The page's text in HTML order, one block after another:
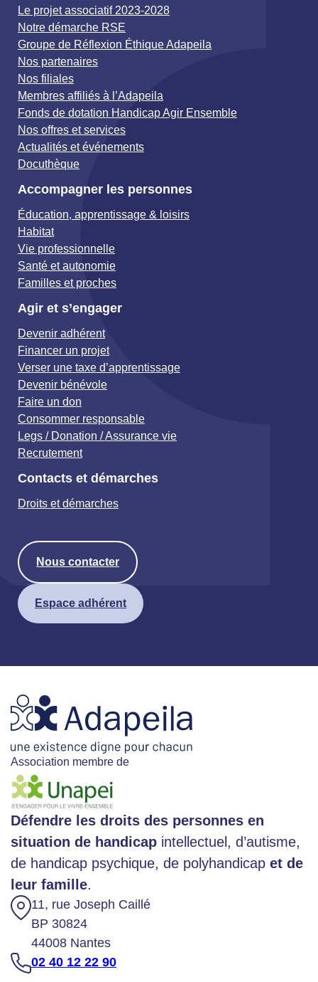
Le projet associatif 2023-2028
Notre démarche RSE
Groupe de Réflexion Éthique Adapeila
Nos partenaires
Nos filiales
Membres affiliés à l’Adapeila
Fonds de dotation Handicap Agir Ensemble
Nos offres et services
Actualités et événements
Docuthèque
Accompagner les personnes
Éducation, apprentissage & loisirs
Habitat
Vie professionnelle
Santé et autonomie
Familles et proches
Agir et s’engager
Devenir adhérent
Financer un projet
Verser une taxe d’apprentissage
Devenir bénévole
Faire un don
Consommer responsable
Legs / Donation / Assurance vie
Recrutement
Contacts et démarches
Droits et démarches
Nous contacter
Espace adhérent
Association membre de
Défendre les droits des personnes en
situation de handicap intellectuel, d’autisme,
de handicap psychique, de polyhandicap et de
leur famille.
11, rue Joseph Caillé
BP 30824
44008 Nantes
02 40 12 22 90